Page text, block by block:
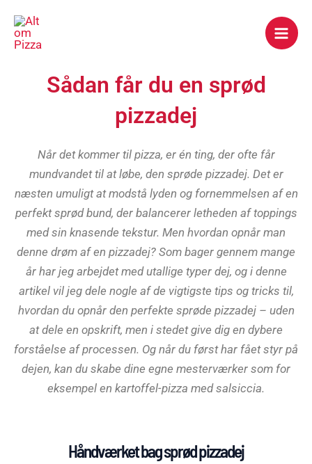
indholdet
Sådan får du en sprød
pizzadej
Når det kommer til pizza, er én ting, der ofte får
mundvandet til at løbe, den sprøde pizzadej. Det er
næsten umuligt at modstå lyden og fornemmelsen af en
perfekt sprød bund, der balancerer letheden af toppings
med sin knasende tekstur. Men hvordan opnår man
denne drøm af en pizzadej? Som bager gennem mange
år har jeg arbejdet med utallige typer dej, og i denne
artikel vil jeg dele nogle af de vigtigste tips og tricks til,
hvordan du opnår den perfekte sprøde pizzadej – uden
at dele en opskrift, men i stedet give dig en dybere
forståelse af processen. Og når du først har fået styr på
dejen, kan du skabe dine egne mesterværker som for
eksempel en kartoffel-pizza med salsiccia.
Håndværket bag sprød pizzadej